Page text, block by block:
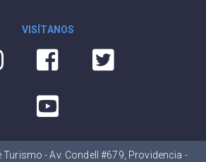
VISÍTANOS
- Av. Condell #679, Providencia -